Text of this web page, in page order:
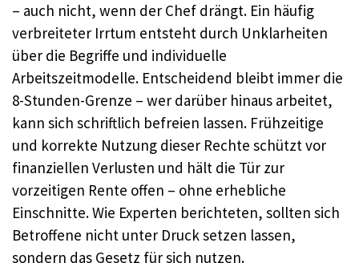
– auch nicht, wenn der Chef drängt. Ein häufig
verbreiteter Irrtum entsteht durch Unklarheiten
über die Begriffe und individuelle
Arbeitszeitmodelle. Entscheidend bleibt immer die
8-Stunden-Grenze – wer darüber hinaus arbeitet,
kann sich schriftlich befreien lassen. Frühzeitige
und korrekte Nutzung dieser Rechte schützt vor
finanziellen Verlusten und hält die Tür zur
vorzeitigen Rente offen – ohne erhebliche
Einschnitte. Wie Experten berichteten, sollten sich
Betroffene nicht unter Druck setzen lassen,
sondern das Gesetz für sich nutzen.